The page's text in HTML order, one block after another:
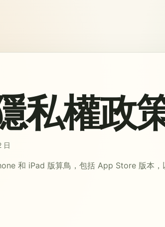
私權政
日
和 iPad 版算鳥，包括 App Store 版本